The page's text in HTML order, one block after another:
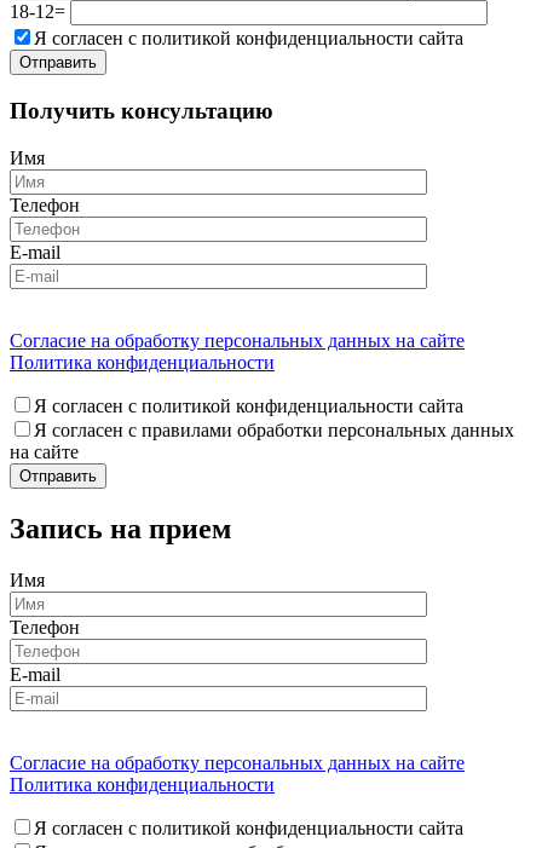
18-12=
Я согласен с политикой конфиденциальности сайта
Получить консультацию
Имя
Телефон
E-mail
Согласие на обработку персональных данных на сайте
Политика конфиденциальности
Я согласен с политикой конфиденциальности сайта
Я согласен с правилами обработки персональных данных
на сайте
Запись на прием
Имя
Телефон
E-mail
Согласие на обработку персональных данных на сайте
Политика конфиденциальности
Я согласен с политикой конфиденциальности сайта